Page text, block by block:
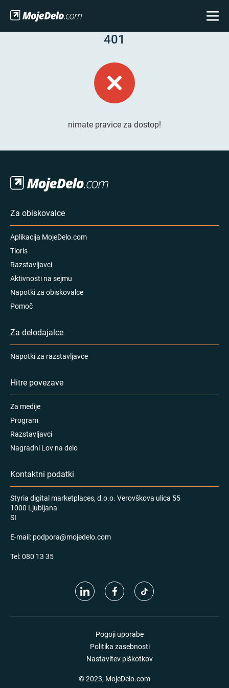
401
nimate pravice za dostop!
Za obiskovalce
Aplikacija MojeDelo.com
Tloris
Razstavljavci
Aktivnosti na sejmu
Napotki za obiskovalce
Pomoč
Za delodajalce
Napotki za razstavljavce
Hitre povezave
Za medije
Program
Razstavljavci
Nagradni Lov na delo
Kontaktni podatki
Styria digital marketplaces, d.o.o. Verovškova ulica 55
1000 Ljubljana
SI
E-mail: podpora@mojedelo.com
Tel:080 13 35
Pogoji uporabe
Politika zasebnosti
Nastavitev piškotkov
© 2023, MojeDelo.com